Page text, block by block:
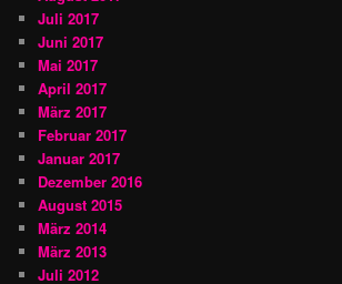
Juli 2017
Juni 2017
Mai 2017
April 2017
März 2017
Februar 2017
Januar 2017
Dezember 2016
August 2015
März 2014
März 2013
Juli 2012